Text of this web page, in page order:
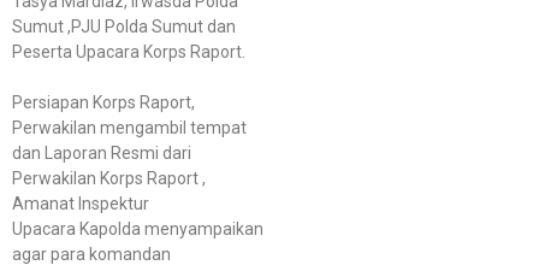
Sumut ,PJU Polda Sumut dan
Peserta Upacara Korps Raport.
Persiapan Korps Raport,
Perwakilan mengambil tempat
dan Laporan Resmi dari
Perwakilan Korps Raport ,
Amanat Inspektur
Upacara Kapolda menyampaikan
agar para komandan